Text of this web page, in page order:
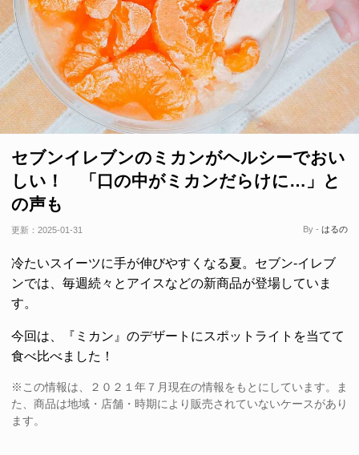
セブンイレブンのミカンがヘルシーでおい
しい！ 「口の中がミカンだらけに…」と
の声も
更新： 2025-01-31 By - はるの
冷たいスイーツに手が伸びやすくなる夏。セブン-イレブ
ンでは、毎週続々とアイスなどの新商品が登場していま
す。
今回は、『ミカン』のデザートにスポットライトを当てて
食べ比べました！
※この情報は、２０２１年７月現在の情報をもとにしています。ま
た、商品は地域・店舗・時期により販売されていないケースがあり
ます。